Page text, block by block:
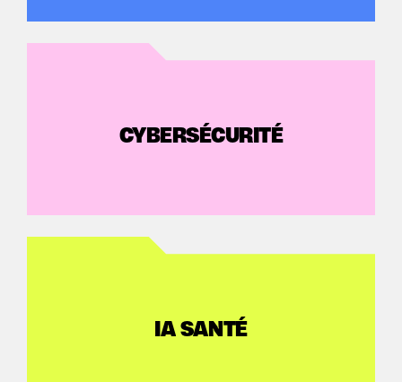
CYBERSÉCURITÉ
IA SANTÉ